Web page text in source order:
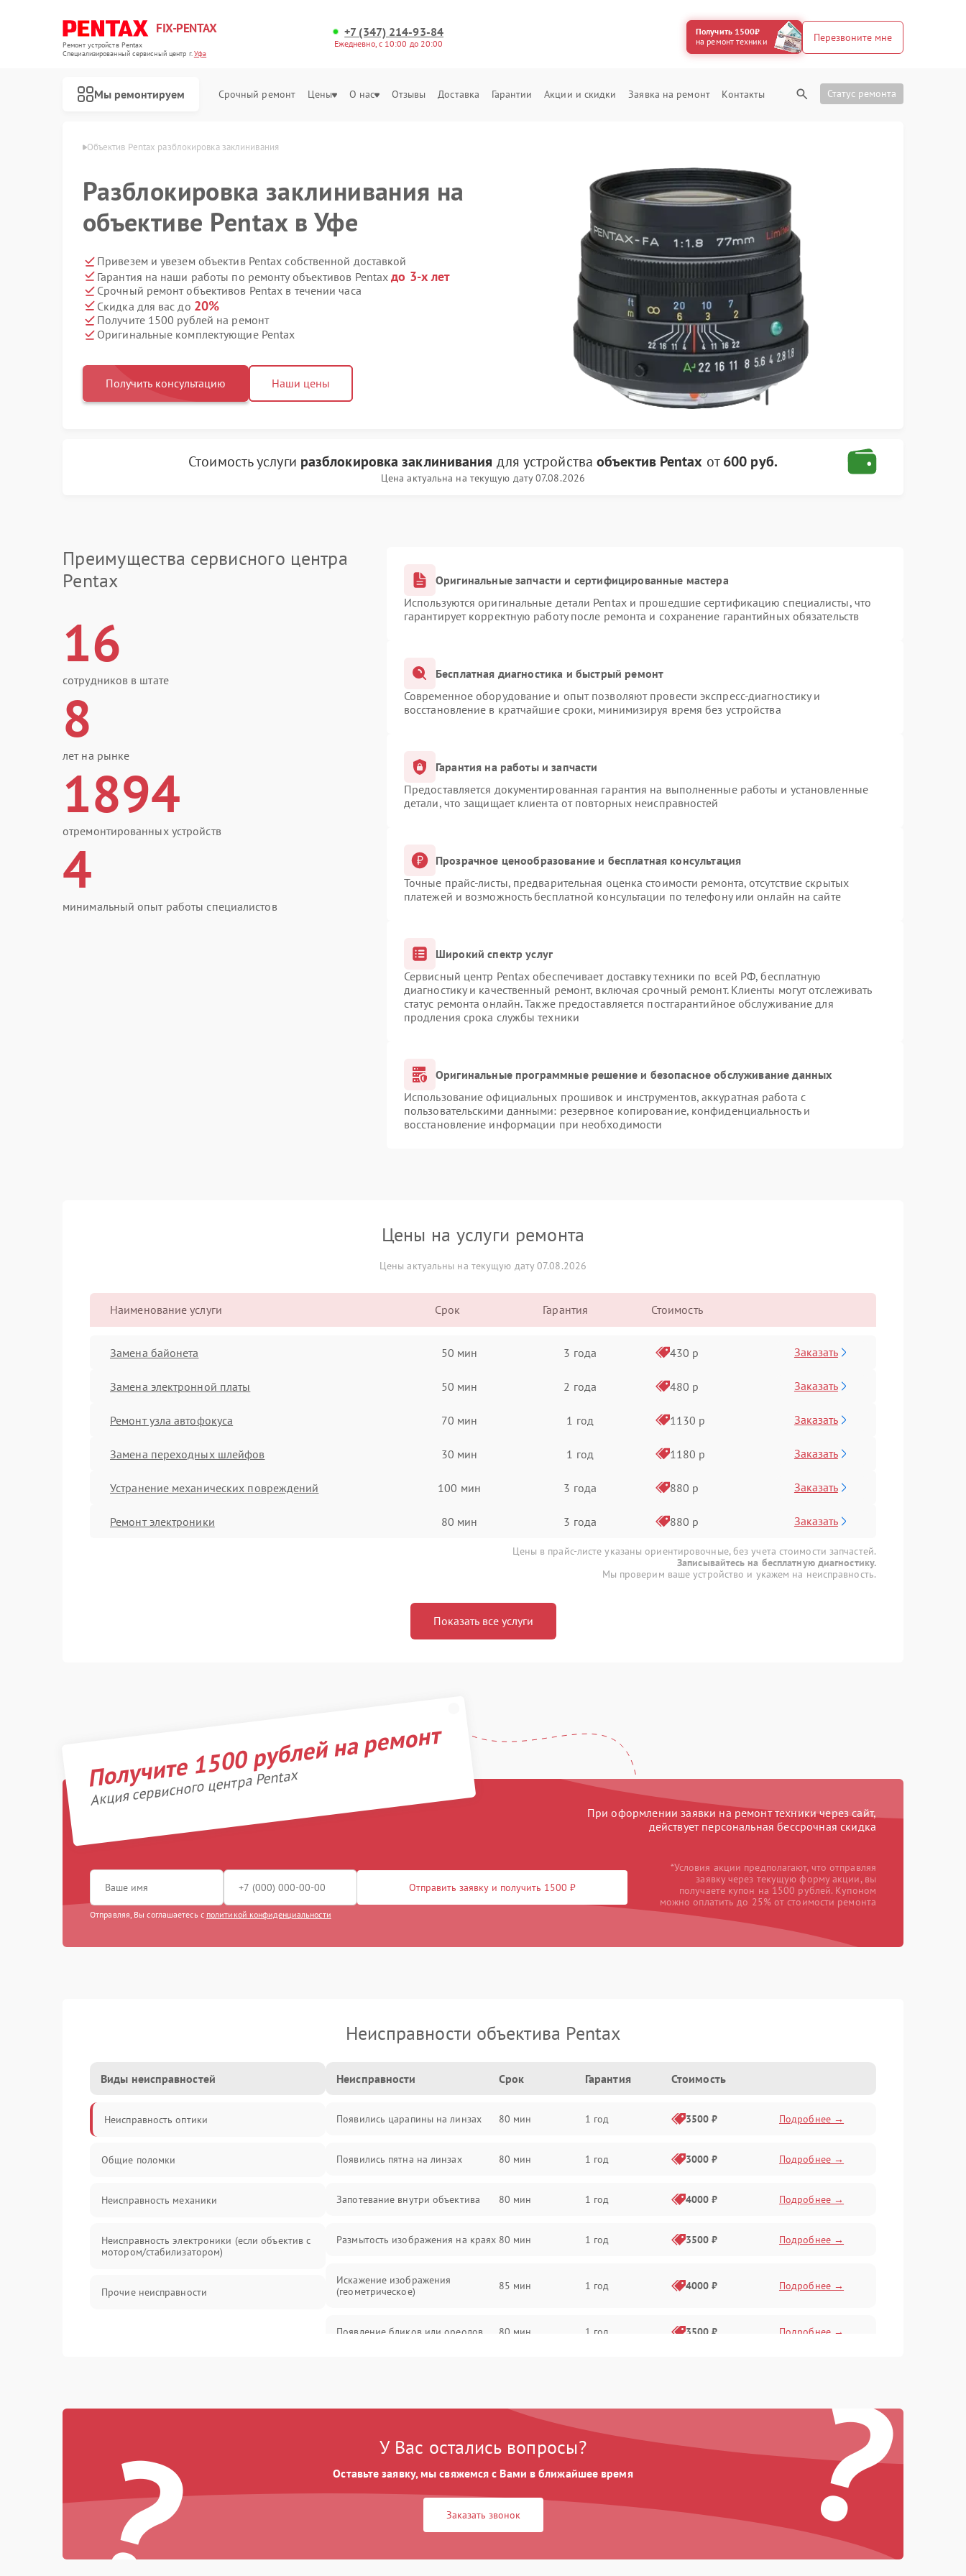
FIX-PENTAX
Ремонт устройств Pentax
Специализированный cервисный центр г.Уфа
+7 (347) 214-93-84
Ежедневно, с 10:00 до 20:00
Получить 1500₽
на ремонт техники
Перезвоните мне
Мы ремонтируем Срочный ремонт Цены О нас Отзывы Доставка Гарантии Акции и скидки Заявка на ремонт Контакты Статус ремонта
Объектив Pentax разблокировка заклинивания
Разблокировка заклинивания на
объективе Pentax в Уфе
Привезем и увезем объектив Pentax собственной доставкой
Гарантия на наши работы по ремонту объективов Pentaxдо 3-х лет
Срочный ремонт объективов Pentax в течении часа
Скидка для вас до 20%
Получите 1500 рублей на ремонт
Оригинальные комплектующие Pentax
Получить консультацию Наши цены
Стоимость услуги разблокировка заклинивания для устройстваобъектив Pentax от600 руб.
Цена актуальна на текущую дату 07.08.2026
Преимущества сервисного центра
Pentax
16
сотрудников в штате
8
лет на рынке
1894
отремонтированных устройств
4
минимальный опыт работы специалистов
Оригинальные запчасти и сертифицированные мастера
Используются оригинальные детали Pentax и прошедшие сертификацию специалисты, что
гарантирует корректную работу после ремонта и сохранение гарантийных обязательств
Бесплатная диагностика и быстрый ремонт
Современное оборудование и опыт позволяют провести экспресс-диагностику и
восстановление в кратчайшие сроки, минимизируя время без устройства
Гарантия на работы и запчасти
Предоставляется документированная гарантия на выполненные работы и установленные
детали, что защищает клиента от повторных неисправностей
Прозрачное ценообразование и бесплатная консультация
Точные прайс-листы, предварительная оценка стоимости ремонта, отсутствие скрытых
платежей и возможность бесплатной консультации по телефону или онлайн на сайте
Широкий спектр услуг
Сервисный центр Pentax обеспечивает доставку техники по всей РФ, бесплатную
диагностику и качественный ремонт, включая срочный ремонт. Клиенты могут отслеживать
статус ремонта онлайн. Также предоставляется постгарантийное обслуживание для
продления срока службы техники
Оригинальные программные решение и безопасное обслуживание данных
Использование официальных прошивок и инструментов, аккуратная работа с
пользовательскими данными: резервное копирование, конфиденциальность и
восстановление информации при необходимости
Цены на услуги ремонта
Цены актуальны на текущую дату 07.08.2026
Наименование услуги Срок Гарантия Стоимость
Замена байонета 50 мин 3 года 430 р Заказать
Замена электронной платы 50 мин 2 года 480 р Заказать
Ремонт узла автофокуса 70 мин 1 год 1130 р Заказать
Замена переходных шлейфов 30 мин 1 год 1180 р Заказать
Устранение механических повреждений 100 мин 3 года 880 р Заказать
Ремонт электроники 80 мин 3 года 880 р Заказать
Цены в прайс-листе указаны ориентировочные, без учета стоимости запчастей.
Записывайтесь на бесплатную диагностику.
Мы проверим ваше устройство и укажем на неисправность.
Показать все услуги
Получите 1500 рублей на ремонт
Акция сервисного центра Pentax
При оформлении заявки на ремонт техники через сайт,
действует персональная бессрочная скидка
Отправить заявку и получить 1500 ₽
Отправляя, Вы соглашаетесь с политикой конфиденциальности
*Условия акции предполагают, что отправляя
заявку через текущую форму акции, вы
получаете купон на 1500 рублей. Купоном
можно оплатить до 25% от стоимости ремонта
Неисправности объектива Pentax
Виды неисправностей
Неисправность оптики
Общие поломки
Неисправность механики
Неисправность электроники (если объектив с
мотором/стабилизатором)
Прочие неисправности
Неисправности Срок Гарантия Стоимость
Появились царапины на линзах 80 мин 1 год 3500 ₽ Подробнее →
Появились пятна на линзах 80 мин 1 год 3000 ₽ Подробнее →
Запотевание внутри объектива 80 мин 1 год 4000 ₽ Подробнее →
Размытость изображения на краях 80 мин 1 год 3500 ₽ Подробнее →
Искажение изображения
(геометрическое)
85 мин 1 год 4000 ₽ Подробнее →
Появление бликов или ореолов 80 мин 1 год 3500 ₽ Подробнее →
? ?
У Вас остались вопросы?
Оставьте заявку, мы свяжемся с Вами в ближайшее время
Заказать звонок